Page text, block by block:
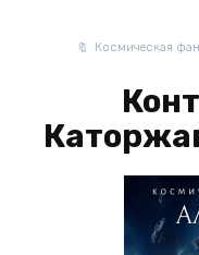
Космическая